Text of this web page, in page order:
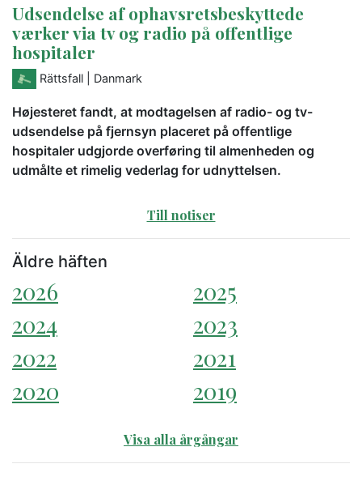
Udsendelse af ophavsretsbeskyttede
værker via tv og radio på offentlige
hospitaler
Rättsfall | Danmark
Højesteret fandt, at modtagelsen af radio- og tv-
udsendelse på fjernsyn placeret på offentlige
hospitaler udgjorde overføring til almenheden og
udmålte et rimelig vederlag for udnyttelsen.
Till notiser
Äldre häften
2026
2025
2024
2023
2022
2021
2020
2019
Visa alla årgångar